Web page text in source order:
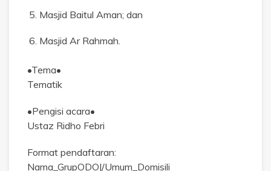
Masjid Baitul Aman; dan
Masjid Ar Rahmah.
•Tema•
Tematik
•Pengisi acara•
Ustaz Ridho Febri
Format pendaftaran:
Nama_GrupODOJ/Umum_Domisili